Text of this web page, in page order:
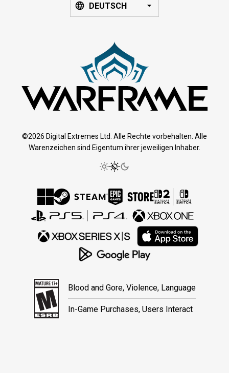
DEUTSCH
©2026 Digital Extremes Ltd. Alle Rechte vorbehalten. Alle
Warenzeichen sind Eigentum ihrer jeweiligen Inhaber.
Blood and Gore, Violence, Language
In-Game Purchases, Users Interact